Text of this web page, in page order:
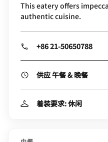
This eatery offers
authentic cuisine.
+86 21-50650788
供应 午餐 & 晚餐
着装要求: 休闲